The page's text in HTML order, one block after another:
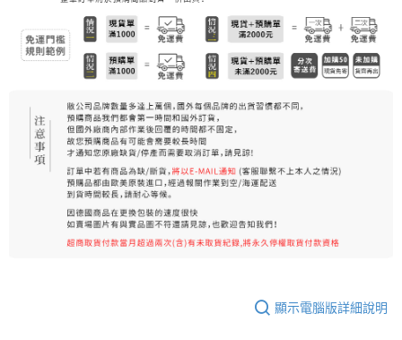
付款後門市自取
免運費
顯示電腦版詳細說明